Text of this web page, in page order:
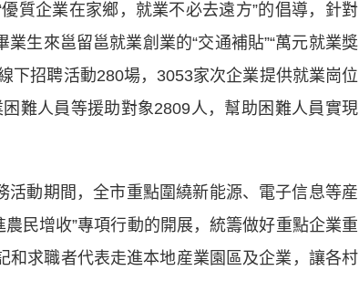
質企業在家鄉，就業不必去遠方”的倡導，針對
生來邕留邕就業創業的“交通補貼”“萬元就業獎
下招聘活動280場，3053家次企業提供就業崗位
難人員等援助對象2809人，幫助困難人員實現
動期間，全市重點圍繞新能源、電子信息等産
民增收”專項行動的開展，統籌做好重點企業重
和求職者代表走進本地産業園區及企業，讓各村